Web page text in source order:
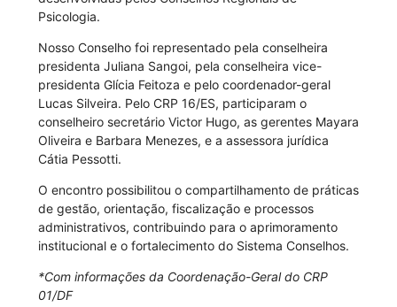
Psicologia.
Nosso Conselho foi representado pela conselheira
presidenta Juliana Sangoi, pela conselheira vice-
presidenta Glícia Feitoza e pelo coordenador-geral
Lucas Silveira. Pelo CRP 16/ES, participaram o
conselheiro secretário Victor Hugo, as gerentes Mayara
Oliveira e Barbara Menezes, e a assessora jurídica
Cátia Pessotti.
O encontro possibilitou o compartilhamento de práticas
de gestão, orientação, fiscalização e processos
administrativos, contribuindo para o aprimoramento
institucional e o fortalecimento do Sistema Conselhos.
*Com informações da Coordenação-Geral do CRP
01/DF